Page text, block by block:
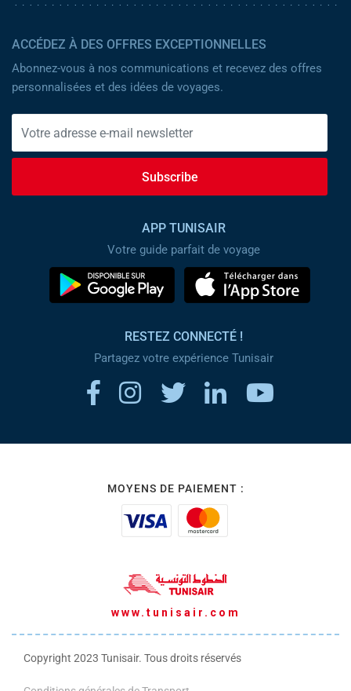
ACCÉDEZ À DES OFFRES EXCEPTIONNELLES
Abonnez-vous à nos communications et recevez des offres
personnalisées et des idées de voyages.
Subscribe
APP TUNISAIR
Votre guide parfait de voyage
RESTEZ CONNECTÉ !
Partagez votre expérience Tunisair
MOYENS DE PAIEMENT :
www.tunisair.com
Copyright 2023 Tunisair. Tous droits réservés